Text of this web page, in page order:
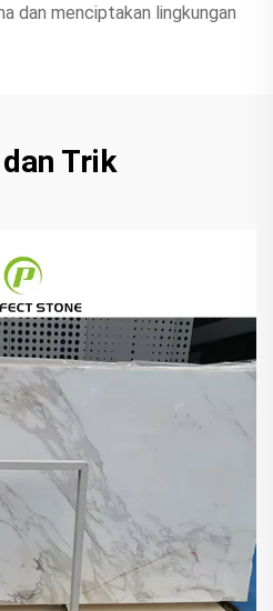
dan menciptakan lingkungan
Trik